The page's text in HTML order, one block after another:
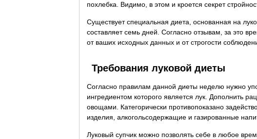
похлебка. Видимо, в этом и кроется секрет
Существует специальная диета, основанная на
составляет семь дней. Согласно отзывам, за это
от ваших исходных данных и от строгости
Требования луковой диеты
Согласно правилам данной диеты неделю нужно
ингредиентом которого является лук. Дополнить
овощами. Категорически противопоказано
изделия, алкогольсодержащие и газированные
Луковый супчик можно позволять себе в любое